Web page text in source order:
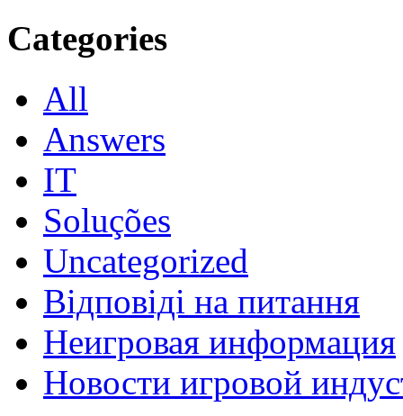
Categories
All
Answers
IT
Soluções
Uncategorized
Відповіді на питання
Неигровая информация
Новости игровой